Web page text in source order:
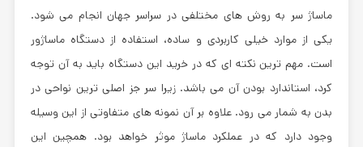
ماساژ سر به روش های مختلفی در سراسر جهان انجام می شود.
یکی از موارد خیلی کاربردی و ساده، استفاده از دستگاه ماساژور
است. مهم ترین نکته ای که در خرید این دستگاه باید به آن توجه
کرد، استاندارد بودن آن می باشد. زیرا سر جز اصلی ترین نواحی در
بدن به شمار می رود. علاوه بر آن نمونه های متفاوتی از این وسیله
وجود دارد که در عملکرد ماساژ موثر خواهد بود. همچین این